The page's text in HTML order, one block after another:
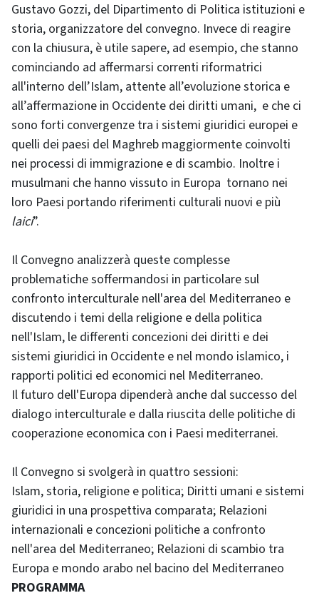
Gustavo Gozzi, del Dipartimento di Politica istituzioni e
storia, organizzatore del convegno. Invece di reagire
con la chiusura, è utile sapere, ad esempio, che stanno
cominciando ad affermarsi correnti riformatrici
all'interno dell’Islam, attente all’evoluzione storica e
all’affermazione in Occidente dei diritti umani, e che ci
sono forti convergenze tra i sistemi giuridici europei e
quelli dei paesi del Maghreb maggiormente coinvolti
nei processi di immigrazione e di scambio. Inoltre i
musulmani che hanno vissuto in Europa tornano nei
loro Paesi portando riferimenti culturali nuovi e più
laici”.
Il Convegno analizzerà queste complesse
problematiche soffermandosi in particolare sul
confronto interculturale nell'area del Mediterraneo e
discutendo i temi della religione e della politica
nell'Islam, le differenti concezioni dei diritti e dei
sistemi giuridici in Occidente e nel mondo islamico, i
rapporti politici ed economici nel Mediterraneo.
Il futuro dell'Europa dipenderà anche dal successo del
dialogo interculturale e dalla riuscita delle politiche di
cooperazione economica con i Paesi mediterranei.
Il Convegno si svolgerà in quattro sessioni:
Islam, storia, religione e politica; Diritti umani e sistemi
giuridici in una prospettiva comparata; Relazioni
internazionali e concezioni politiche a confronto
nell'area del Mediterraneo; Relazioni di scambio tra
Europa e mondo arabo nel bacino del Mediterraneo
PROGRAMMA